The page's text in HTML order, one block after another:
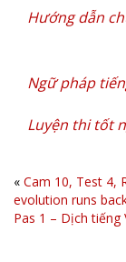
Hướng dẫn
Ngữ pháp
Luyện thi tốt
« Cam 10, Test 4,
evolution runs
Pas 1 – Dịch